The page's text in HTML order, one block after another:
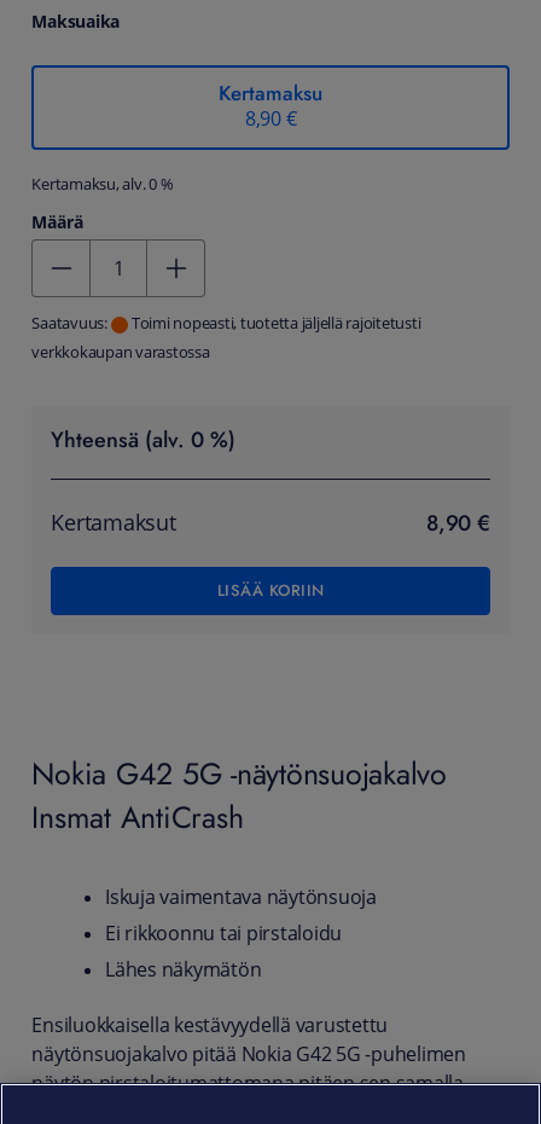
Maksuaika
Kertamaksu
8,90 €
Kertamaksu, alv. 0 %
Määrä
Saatavuus:
Toimi nopeasti, tuotetta jäljellä rajoitetusti
verkkokaupan varastossa
Yhteensä (alv. 0 %)
Kertamaksut 8,90 €
LISÄÄ KORIIN
Nokia G42 5G -näytönsuojakalvo
Insmat AntiCrash
Iskuja vaimentava näytönsuoja
Ei rikkoonnu tai pirstaloidu
Lähes näkymätön
Ensiluokkaisella kestävyydellä varustettu
näytönsuojakalvo pitää Nokia G42 5G -puhelimen
näytön pirstaloitumattomana pitäen sen samalla